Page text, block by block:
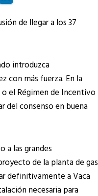
de llegar a los 37
introduzca
con más fuerza. En la
el Régimen de Incentivo
del consenso en buena
a las grandes
de la planta de gas
definitivamente a Vaca
necesaria para